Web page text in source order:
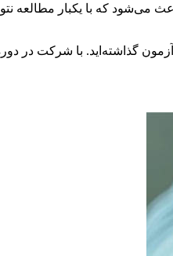
می‌شود که با یکبار مطالعه
گذاشته‌اید. با شرکت در